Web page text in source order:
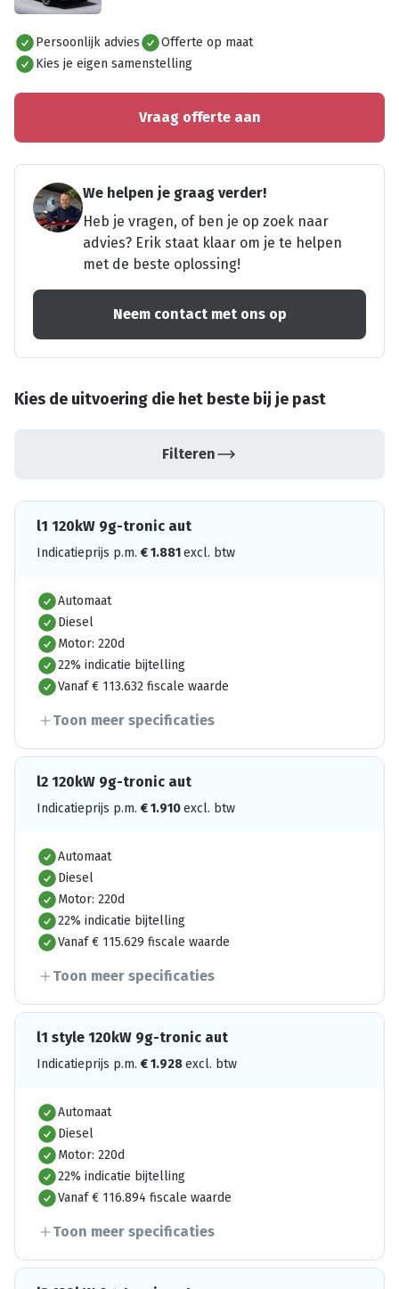
Alles bekijken
Persoonlijk advies
Offerte op maat
Kies je eigen samenstelling
Vraag offerte aan
We helpen je graag verder!
Heb je vragen, of ben je op zoek naar
advies? Erik staat klaar om je te helpen
met de beste oplossing!
Neem contact met ons op
Kies de uitvoering die het beste bij je past
Filteren
l1 120kW 9g-tronic aut
Indicatieprijs p.m. €1.881excl. btw
Automaat
Diesel
Motor: 220d
22% indicatie bijtelling
Vanaf € 113.632 fiscale waarde
Toon meer specificaties
l2 120kW 9g-tronic aut
Indicatieprijs p.m. €1.910excl. btw
Automaat
Diesel
Motor: 220d
22% indicatie bijtelling
Vanaf € 115.629 fiscale waarde
Toon meer specificaties
l1 style 120kW 9g-tronic aut
Indicatieprijs p.m. €1.928excl. btw
Automaat
Diesel
Motor: 220d
22% indicatie bijtelling
Vanaf € 116.894 fiscale waarde
Toon meer specificaties